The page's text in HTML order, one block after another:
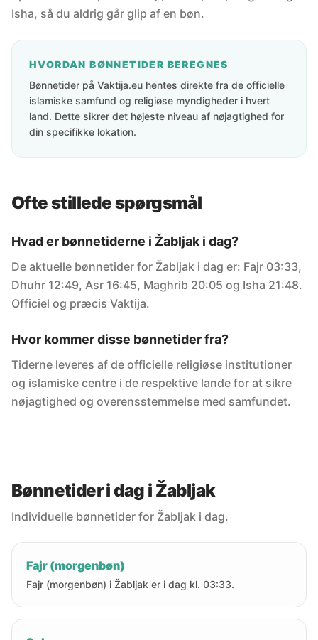
Isha, så du aldrig går glip af en bøn.
HVORDAN BØNNETIDER BEREGNES
Bønnetider på Vaktija.eu hentes direkte fra de officielle
islamiske samfund og religiøse myndigheder i hvert
land. Dette sikrer det højeste niveau af nøjagtighed for
din specifikke lokation.
Ofte stillede spørgsmål
Hvad er bønnetiderne i Žabljak i dag?
De aktuelle bønnetider for Žabljak i dag er: Fajr 03:33,
Dhuhr 12:49, Asr 16:45, Maghrib 20:05 og Isha 21:48.
Officiel og præcis Vaktija.
Hvor kommer disse bønnetider fra?
Tiderne leveres af de officielle religiøse institutioner
og islamiske centre i de respektive lande for at sikre
nøjagtighed og overensstemmelse med samfundet.
Bønnetider i dag i Žabljak
Individuelle bønnetider for Žabljak i dag.
Fajr (morgenbøn)
Fajr (morgenbøn) i Žabljak er i dag kl. 03:33.